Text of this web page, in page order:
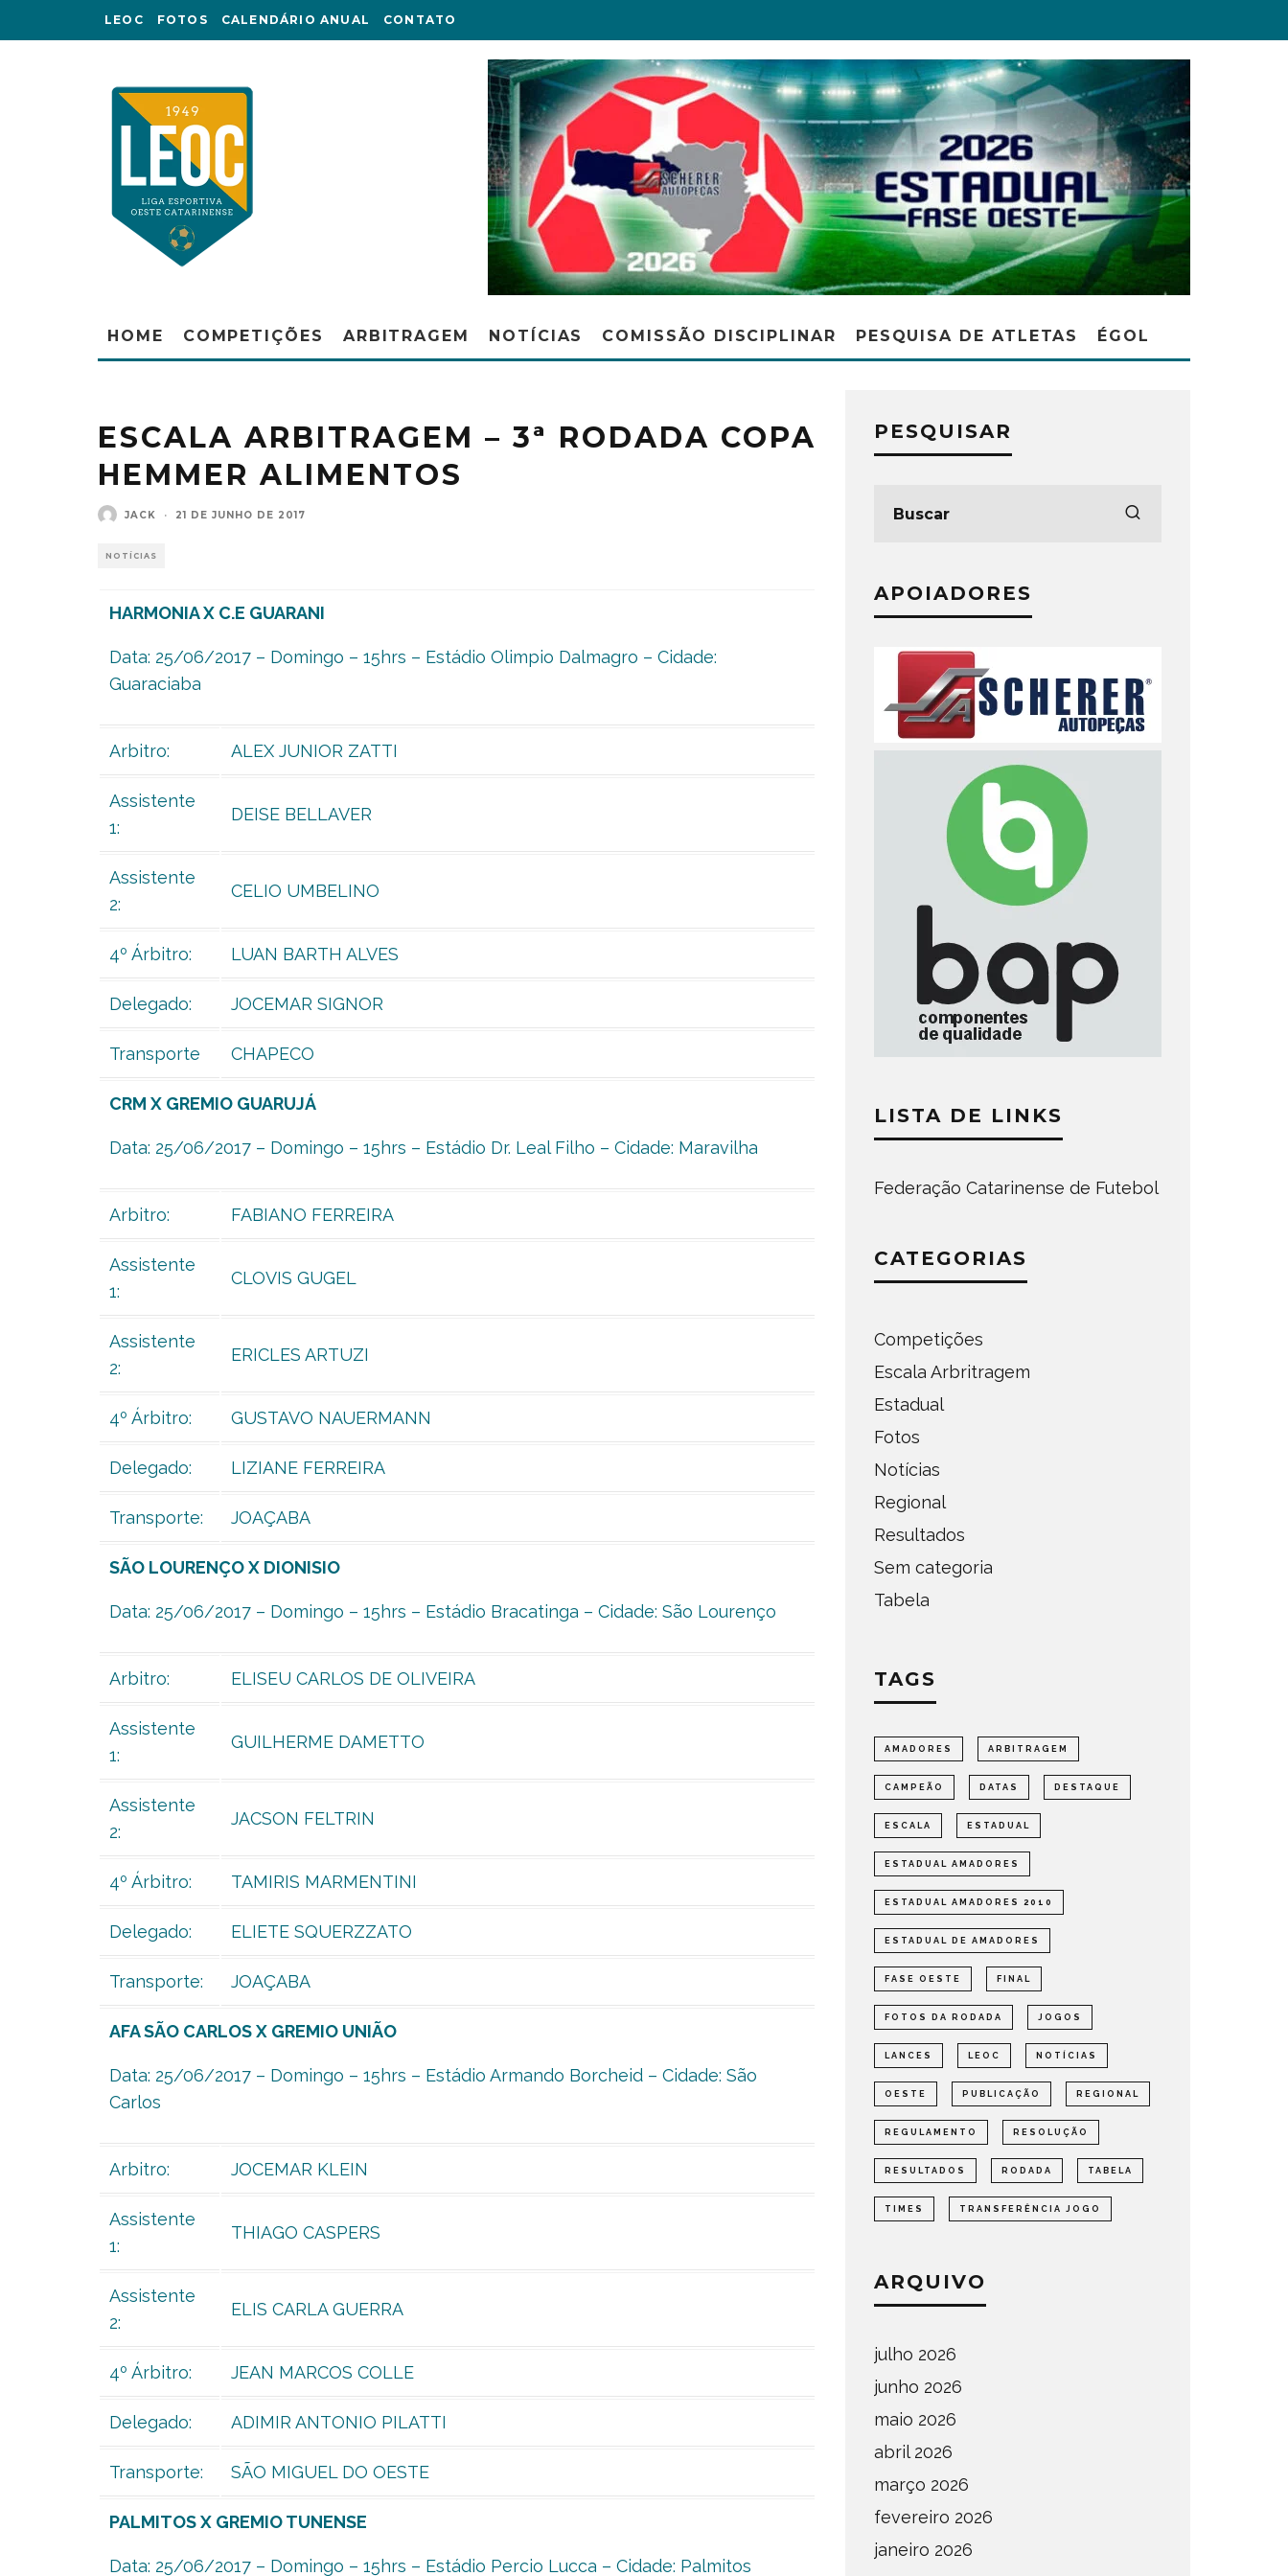
LEOC FOTOS CALENDÁRIO ANUAL CONTATO
HOME COMPETIÇÕES ARBITRAGEM NOTÍCIAS COMISSÃO DISCIPLINAR PESQUISA DE ATLETAS ÉGOL
ESCALA ARBITRAGEM – 3ª RODADA COPA
HEMMER ALIMENTOS
JACK · 21 DE JUNHO DE 2017
NOTÍCIAS
HARMONIA X C.E GUARANI
Data: 25/06/2017 – Domingo – 15hrs – Estádio Olimpio Dalmagro – Cidade:
Guaraciaba
Arbitro: ALEX JUNIOR ZATTI
Assistente
1:
DEISE BELLAVER
Assistente
2:
CELIO UMBELINO
4º Árbitro: LUAN BARTH ALVES
Delegado: JOCEMAR SIGNOR
Transporte CHAPECO
CRM X GREMIO GUARUJÁ
Data: 25/06/2017 – Domingo – 15hrs – Estádio Dr. Leal Filho – Cidade: Maravilha
Arbitro: FABIANO FERREIRA
Assistente
1:
CLOVIS GUGEL
Assistente
2:
ERICLES ARTUZI
4º Árbitro: GUSTAVO NAUERMANN
Delegado: LIZIANE FERREIRA
Transporte: JOAÇABA
SÃO LOURENÇO X DIONISIO
Data: 25/06/2017 – Domingo – 15hrs – Estádio Bracatinga – Cidade: São Lourenço
Arbitro: ELISEU CARLOS DE OLIVEIRA
Assistente
1:
GUILHERME DAMETTO
Assistente
2:
JACSON FELTRIN
4º Árbitro: TAMIRIS MARMENTINI
Delegado: ELIETE SQUERZZATO
Transporte: JOAÇABA
AFA SÃO CARLOS X GREMIO UNIÃO
Data: 25/06/2017 – Domingo – 15hrs – Estádio Armando Borcheid – Cidade: São
Carlos
Arbitro: JOCEMAR KLEIN
Assistente
1:
THIAGO CASPERS
Assistente
2:
ELIS CARLA GUERRA
4º Árbitro: JEAN MARCOS COLLE
Delegado: ADIMIR ANTONIO PILATTI
Transporte: SÃO MIGUEL DO OESTE
PALMITOS X GREMIO TUNENSE
Data: 25/06/2017 – Domingo – 15hrs – Estádio Percio Lucca – Cidade: Palmitos
PESQUISAR
APOIADORES
LISTA DE LINKS
Federação Catarinense de Futebol
CATEGORIAS
Competições
Escala Arbritragem
Estadual
Fotos
Notícias
Regional
Resultados
Sem categoria
Tabela
TAGS
AMADORES ARBITRAGEM
CAMPEÃO DATAS DESTAQUE
ESCALA ESTADUAL
ESTADUAL AMADORES
ESTADUAL AMADORES 2010
ESTADUAL DE AMADORES
FASE OESTE FINAL
FOTOS DA RODADA JOGOS
LANCES LEOC NOTÍCIAS
OESTE PUBLICAÇÃO REGIONAL
REGULAMENTO RESOLUÇÃO
RESULTADOS RODADA TABELA
TIMES TRANSFERÊNCIA JOGO
ARQUIVO
julho 2026
junho 2026
maio 2026
abril 2026
março 2026
fevereiro 2026
janeiro 2026